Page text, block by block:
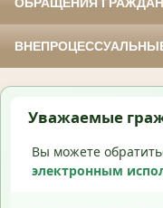
Уважаемые
Вы можете
электронным